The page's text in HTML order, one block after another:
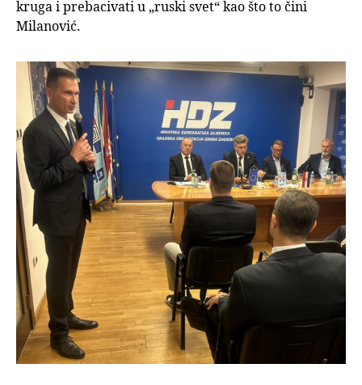
kruga i prebacivati u „ruski svet“ kao što to čini
Milanović.